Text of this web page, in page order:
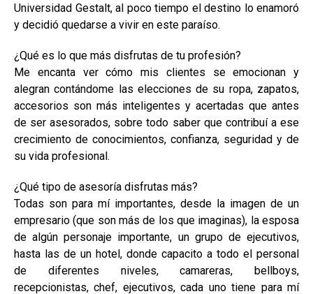
Universidad Gestalt, al poco tiempo el destino lo enamoró
y decidió quedarse a vivir en este paraíso.
¿Qué es lo que más disfrutas de tu profesión?
Me encanta ver cómo mis clientes se emocionan y
alegran contándome las elecciones de su ropa, zapatos,
accesorios son más inteligentes y acertadas que antes
de ser asesorados, sobre todo saber que contribuí a ese
crecimiento de conocimientos, confianza, seguridad y de
su vida profesional.
¿Qué tipo de asesoría disfrutas más?
Todas son para mí importantes, desde la imagen de un
empresario (que son más de los que imaginas), la esposa
de algún personaje importante, un grupo de ejecutivos,
hasta las de un hotel, donde capacito a todo el personal
de diferentes niveles, camareras, bellboys,
recepcionistas, chef, ejecutivos, cada uno tiene para mí